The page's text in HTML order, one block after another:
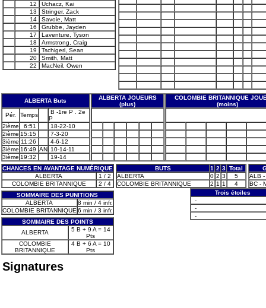
12
Uchacz, Kai
13
Stringer, Zack
14
Savoie, Matt
16
Grubbe, Jayden
17
Laventure, Tyson
18
Armstrong, Craig
19
Tschigerl, Sean
20
Smith, Matt
22
MacNeil, Owen
ALBERTA Buts
ALBERTA JOUEURS
(plus)
COLOMBIE BRITANNIQUE
(moins)
Pér.
Temps
B -1re P . 2e
P
2ième
6:51
18-22-10
2ième 15:15
7-3-20
3ième 11:26
4-6-12
3ième 16:49 AN 10-14-11
3ième 19:32
19-14
CHANCES EN AVANTAGE NUMÉRIQUE
ALBERTA
1 / 2
COLOMBIE BRITANNIQUE
2 / 4
SOMMAIRE DES PUNITIONS
ALBERTA
8 min / 4 infr.
COLOMBIE BRITANNIQUE 6 min / 3 infr.
SOMMAIRE DES POINTS
ALBERTA
5 B + 9 A = 14
Pts
COLOMBIE
BRITANNIQUE
4 B + 6 A = 10
Pts
BUTS 1 2 3 Total
ALBERTA
0 2 3
5
COLOMBIE BRITANNIQUE
2 1 1 4
ALB -
BC -
Trois étoiles
-
-
-
Signatures